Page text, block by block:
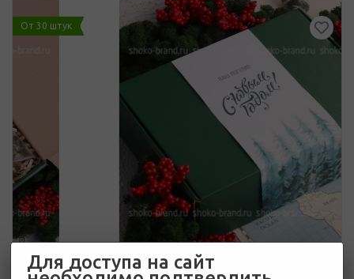
От 30 штук
Для доступа на сайт